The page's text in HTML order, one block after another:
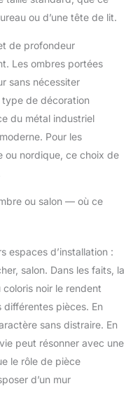
ou d’une tête de lit.
de profondeur
Les ombres portées
sans nécessiter
type de décoration
du métal industriel
Pour les
ou nordique, ce choix de
ou salon — où ce
espaces d’installation :
salon. Dans les faits, la
noir le rendent
pièces. En
sans distraire. En
peut résonner avec une
le rôle de pièce
d’un mur